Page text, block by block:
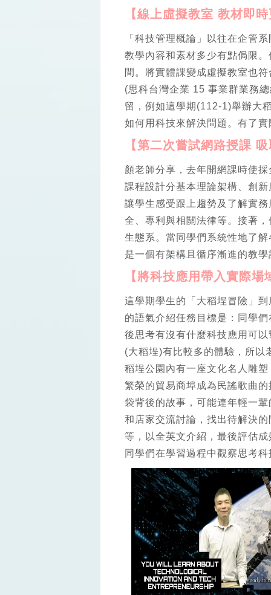
【線上虛擬教室 教材即
「科技管理概論」以往在企管
教學內容和素材多少有點侷限
間。將實體課變成虛擬教室也
(思科台灣企業 15 事業群業務
留，例如這學期(112-1)舉辦大
如何用科技來解決問題。有了
【第二次嘗試網路授課
顏老師分享，去年開網課時使
課程設計分基本理論架構、創
讓學生感受跟上趨勢及了解實
全、專利與相關法律等。接著
生態系。當同學們系統性地了
是一個有架構且循序漸進的教學
【將科技應用帶入實際
這學期學生的「大稻埕冒險」
的語氣介紹任務目標是：同學
後思考有沒有什麼科技應用可
(大稻埕)有比較多的體驗，所
稻埕公園內有一座文化名人雕
繁榮的貿易商埠成為民謠歌曲
袋背後的故事，可能連年輕一
和店家交流討論，找出待解決
等，以全英文介紹，最後評估
同學們在學習過程中觀察思考